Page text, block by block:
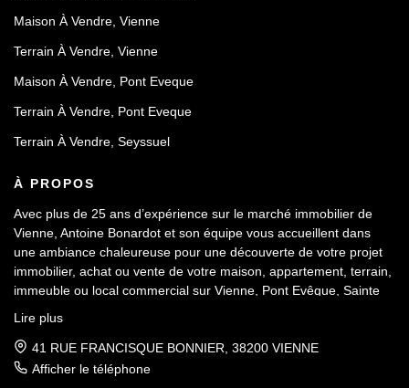
Maison À Vendre, Vienne
Terrain À Vendre, Vienne
Maison À Vendre, Pont Eveque
Terrain À Vendre, Pont Eveque
Terrain À Vendre, Seyssuel
À PROPOS
Avec plus de 25 ans d’expérience sur le marché immobilier de
Vienne, Antoine Bonardot et son équipe vous accueillent dans
une ambiance chaleureuse pour une découverte de votre projet
immobilier, achat ou vente de votre maison, appartement, terrain,
immeuble ou local commercial sur Vienne, Pont Evêque, Sainte
respect déontologique de notre profession, notre équipe vous
accompagne de A à Z, dans la confiance mutuelle, pour une
parfaite réussite de votre projet.
Lire plus
41 RUE FRANCISQUE BONNIER, 38200 VIENNE
Afficher le téléphone